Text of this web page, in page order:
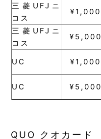
三菱UFJニ
コス
¥1,000
三菱UFJニ
コス
¥5,000
UC
¥1,000
UC
¥5,000
QUO クオカード